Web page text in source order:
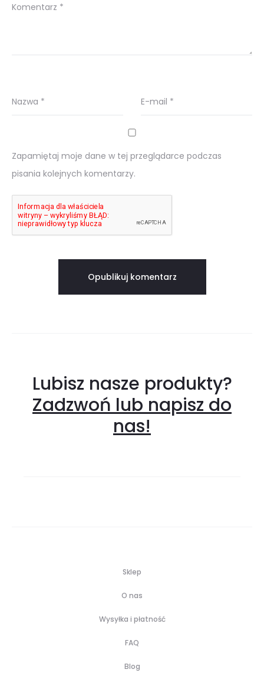
Komentarz *
Nazwa * E-mail *
Zapamiętaj moje dane w tej przeglądarce podczas
pisania kolejnych komentarzy.
Lubisz nasze produkty?
Zadzwoń lub napisz do
nas!
Sklep
O nas
Wysyłka i płatność
FAQ
Blog